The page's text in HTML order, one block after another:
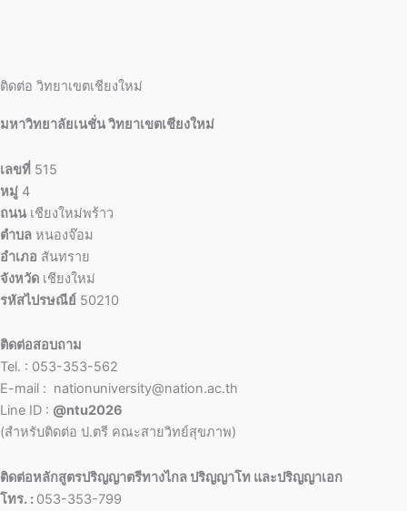
ติดต่อ วิทยาเขตเชียงใหม่
มหาวิทยาลัยเนชั่น วิทยาเขตเชียงใหม่
เลขที่ 515
หมู่ 4
ถนน เชียงใหม่พร้าว
ตำบล หนองจ๊อม
อำเภอ สันทราย
จังหวัด เชียงใหม่
รหัสไปรษณีย์ 50210
ติดต่อสอบถาม
Tel. : 053-353-562
E-mail : nationuniversity@nation.ac.th
Line ID : @ntu2026
(สำหรับติดต่อ ป.ตรี คณะสายวิทย์สุขภาพ)
ติดต่อหลักสูตรปริญญาตรีทางไกล ปริญญาโท และปริญญาเอก
โทร. : 053-353-799